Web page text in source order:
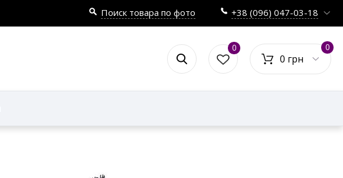
Поиск товара по фото +38 (096) 047-03-18
0
0 грн
0